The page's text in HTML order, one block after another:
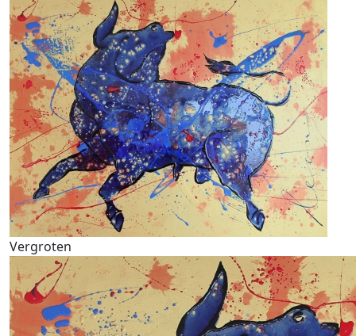
Vergroten